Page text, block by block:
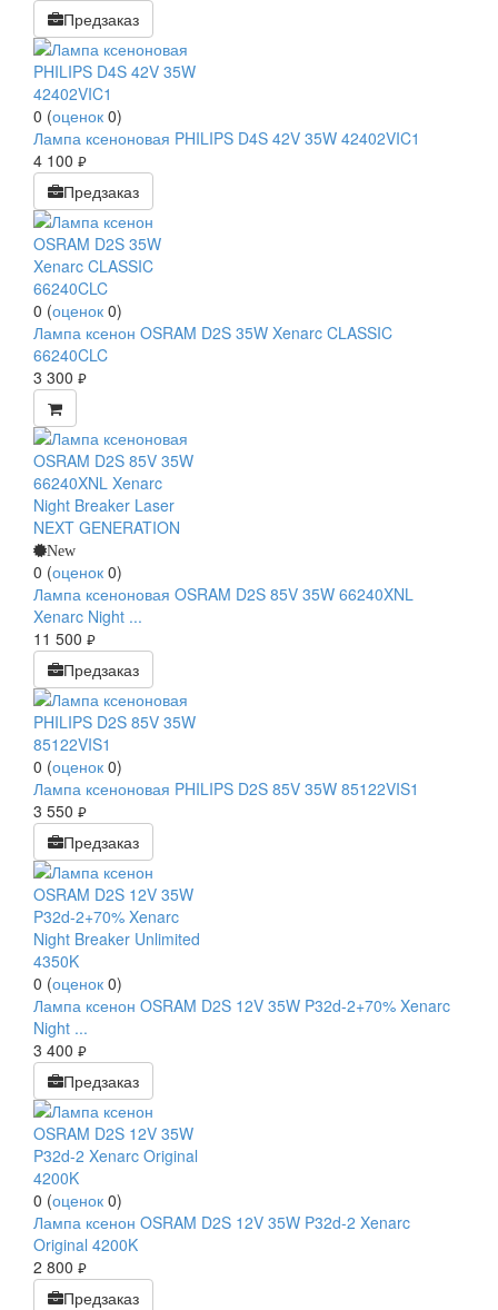
Предзаказ
0 (оценок 0)
Лампа ксеноновая PHILIPS D4S 42V 35W 42402VIC1
4 100 руб.
Предзаказ
0 (оценок 0)
Лампа ксенон OSRAM D2S 35W Xenarc CLASSIC
66240CLC
3 300 руб.
New
0 (оценок 0)
Лампа ксеноновая OSRAM D2S 85V 35W 66240XNL
Xenarc Night ...
11 500 руб.
Предзаказ
0 (оценок 0)
Лампа ксеноновая PHILIPS D2S 85V 35W 85122VIS1
3 550 руб.
Предзаказ
0 (оценок 0)
Лампа ксенон OSRAM D2S 12V 35W P32d-2+70% Xenarc
Night ...
3 400 руб.
Предзаказ
0 (оценок 0)
Лампа ксенон OSRAM D2S 12V 35W P32d-2 Xenarc
Original 4200K
2 800 руб.
Предзаказ